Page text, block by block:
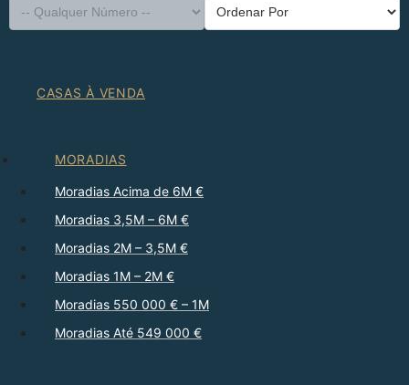
CASAS À VENDA
MORADIAS
Moradias Acima de 6M €
Moradias 3,5M – 6M €
Moradias 2M – 3,5M €
Moradias 1M – 2M €
Moradias 550 000 € – 1M
Moradias Até 549 000 €